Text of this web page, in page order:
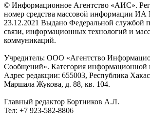
© Информационное Агентство «АИС».
номер средства массовой информации
23.12.2021 Выдано Федеральной службой
связи, информационных технологий и
коммуникаций.
Учредитель: ООО «Агентство
Сообщений». Категория информационной
Адрес редакции: 655003, Республика
Маршала Жукова, д. 88, кв. 104.
Главный редактор Бортников А.Л.
Тел: +7 923-582-8806